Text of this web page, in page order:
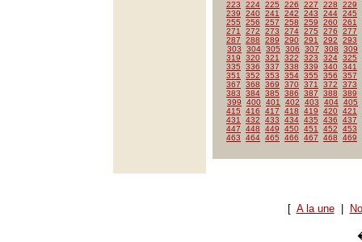
223
224 225 226 227 228
229
239
240 241 242 243 244 245
255
256 257 258 259 260 261
271
272 273 274 275 276
277
287
288 289 290 291 292
293
303
304 305 306 307 308
309
319
320 321 322 323 324 325
335
336 337 338 339 340 341
351
352 353 354 355 356
357
367
368 369 370 371 372
373
383
384 385 386 387 388
389
399
400 401 402 403 404 405
415
416 417 418 419 420 421
431
432 433 434 435 436
437
447
448 449 450 451 452
453
463
464 465 466 467 468 469
[ A la une|